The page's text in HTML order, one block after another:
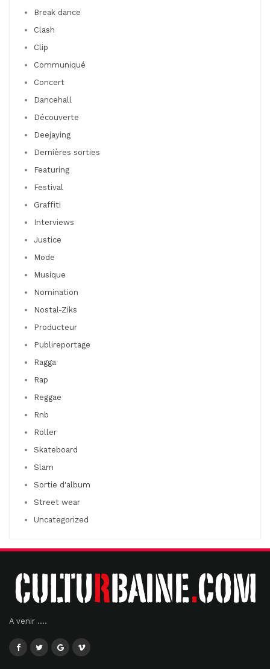
Break dance
Clash
Clip
Communiqué
Concert
Dancehall
Découverte
Deejaying
Dernières sorties
Featuring
Festival
Graffiti
Interviews
Justice
Mode
Musique
Nomination
Nostal-Ziks
Producteur
Publireportage
Ragga
Rap
Reggae
Rnb
Roller
Skateboard
Slam
Sortie d'album
Street wear
Uncategorized
A venir ....